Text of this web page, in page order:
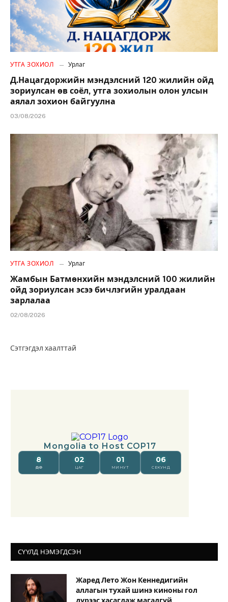
УТГА ЗОХИОЛ Урлаг
Д.Нацагдоржийн мэндэлсний 120 жилийн ойд
зориулсан өв соёл, утга зохиолын олон улсын
аялал зохион байгуулна
03/08/2026
УТГА ЗОХИОЛ Урлаг
Жамбын Батмөнхийн мэндэлсний 100 жилийн
ойд зориулсан эсээ бичлэгийн уралдаан
зарлалаа
02/08/2026
Сэтгэгдэл хаалттай
СҮҮЛД НЭМЭГДСЭН
Жаред Лето Жон Кеннедигийн
аллагын тухай шинэ киноны гол
дүрээс хасагдаж магадгүй